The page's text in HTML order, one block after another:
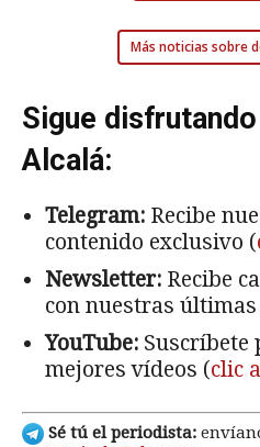
Más noticias sobre
Sigue
Alcalá:
Telegram: Recibe
contenido exclusivo (
Newsletter: Recibe
con nuestras
YouTube: Suscríbete
mejores vídeos (clic
Sé tú el periodista: